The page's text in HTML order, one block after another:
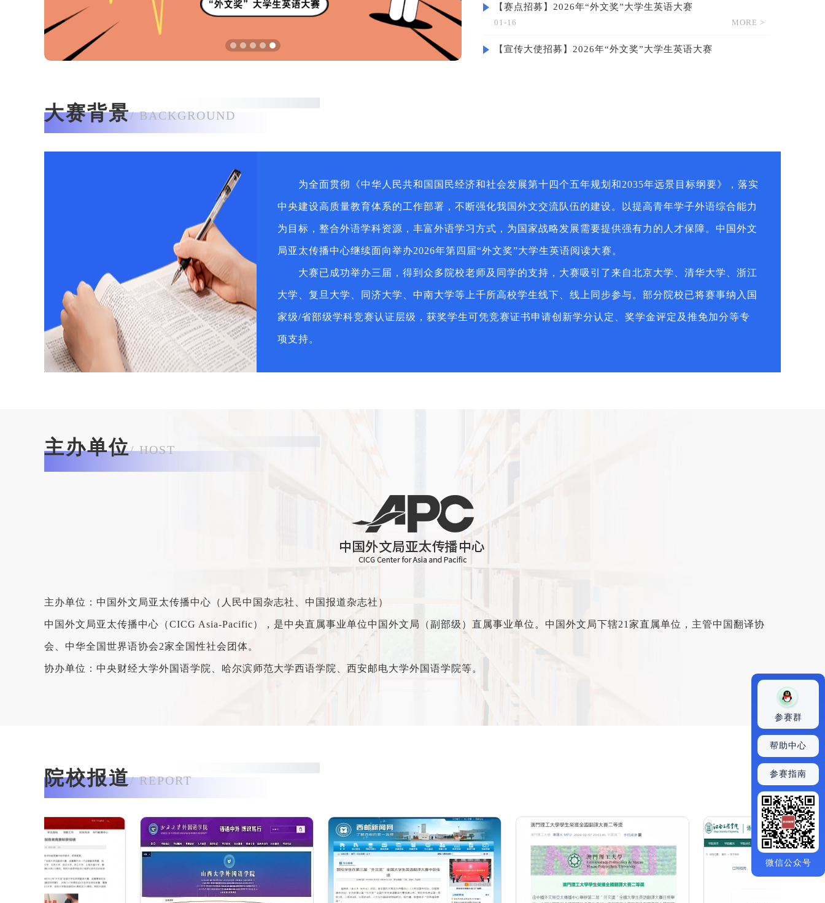
【赛点招募】2026年“外文奖”大学生英语大赛
01-16 MORE >
【宣传大使招募】2026年“外文奖”大学生英语大赛
大赛背景/ BACKGROUND
为全面贯彻《中华人民共和国国民经济和社会发展第十四个五年规划和2035年远景目标纲要》，落实
中央建设高质量教育体系的工作部署，不断强化我国外文交流队伍的建设。以提高青年学子外语综合能力
为目标，整合外语学科资源，丰富外语学习方式，为国家战略发展需要提供强有力的人才保障。中国外文
局亚太传播中心继续面向举办2026年第四届“外文奖”大学生英语阅读大赛。
大赛已成功举办三届，得到众多院校老师及同学的支持，大赛吸引了来自北京大学、清华大学、浙江
大学、复旦大学、同济大学、中南大学等上千所高校学生线下、线上同步参与。部分院校已将赛事纳入国
家级/省部级学科竞赛认证层级，获奖学生可凭竞赛证书申请创新学分认定、奖学金评定及推免加分等专
项支持。
主办单位/ HOST
主办单位：中国外文局亚太传播中心（人民中国杂志社、中国报道杂志社）
中国外文局亚太传播中心（CICG Asia-Pacific），是中央直属事业单位中国外文局（副部级）直属事业单位。中国外文局下辖21家直属单位，主管中国翻译协
会、中华全国世界语协会2家全国性社会团体。
协办单位：中央财经大学外国语学院、哈尔滨师范大学西语学院、西安邮电大学外国语学院等。
院校报道/ REPORT
参赛群
帮助中心
参赛指南
微信公众号